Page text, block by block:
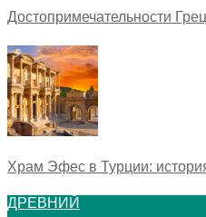
Достопримечательности
Храм Эфес в Турции:
ДРЕВНИЙ